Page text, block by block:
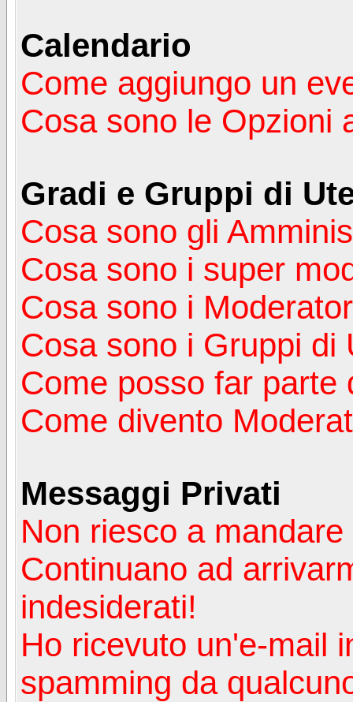
Calendario
Come aggiungo un
Cosa sono le Opzioni
Gradi e Gruppi di
Cosa sono gli
Cosa sono i super
Cosa sono i
Cosa sono i Gruppi di
Come posso far parte
Come divento
Messaggi Privati
Non riesco a
Continuano ad
indesiderati!
Ho ricevuto un'e-mail
spamming da